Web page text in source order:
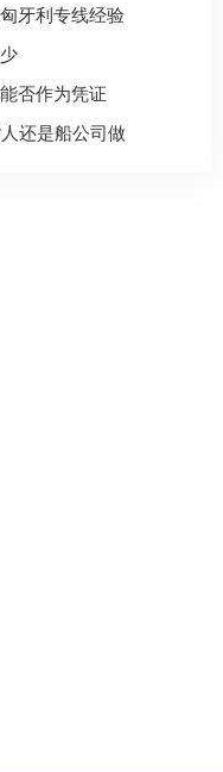
牙利专线经验
否作为凭证
还是船公司做